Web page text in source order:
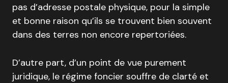
pas d’adresse postale physique, pour la simple
et bonne raison qu’ils se trouvent bien souvent
dans des terres non encore repertoriées.
D’autre part, d’un point de vue purement
juridique, le régime foncier souffre de clarté et